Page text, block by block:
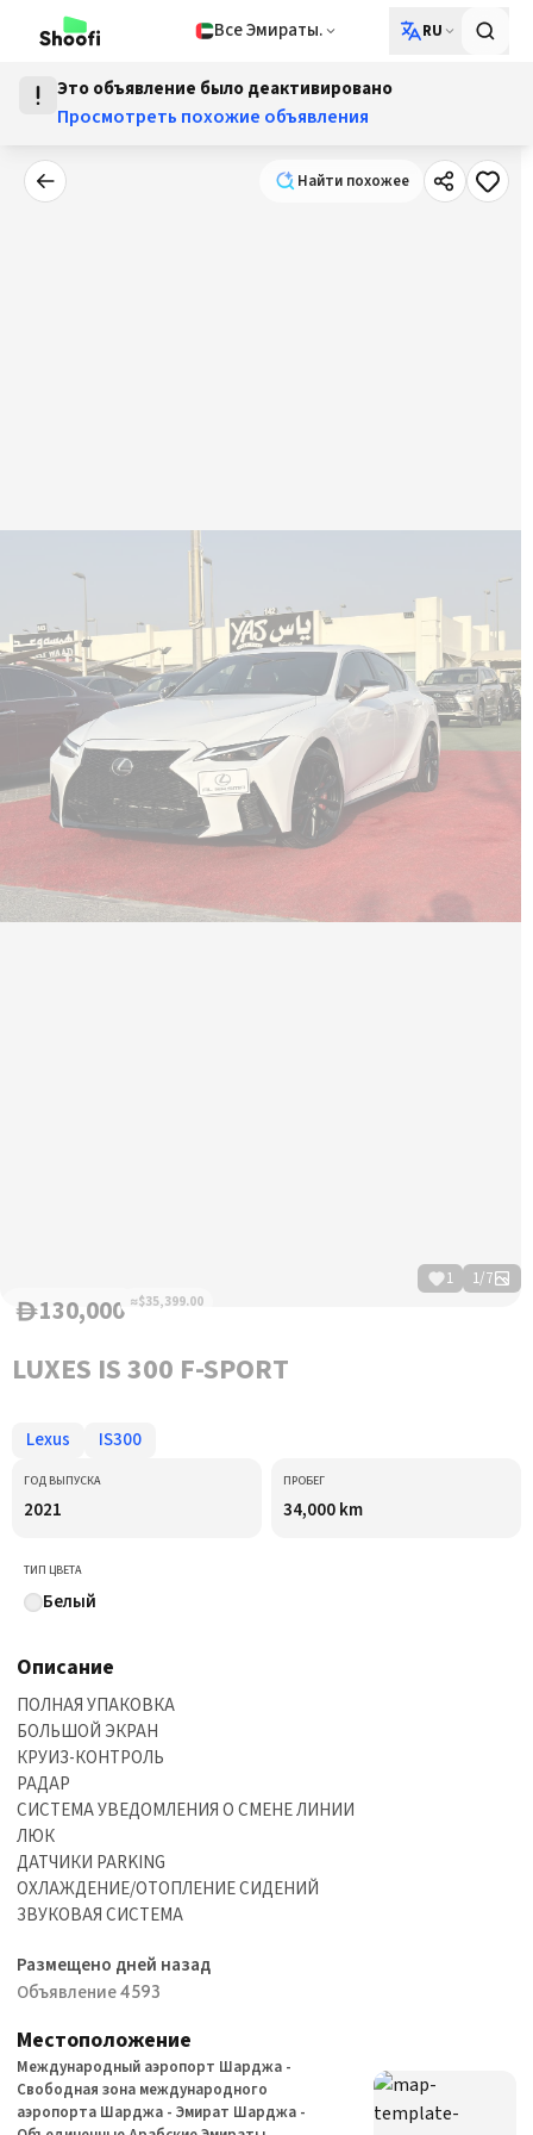
Все Эмираты. RU
Это объявление было деактивировано
Просмотреть похожие объявления
Найти похожееНайти похожее
1 1/7
D130,000 ≈$35,399.00
LUXES IS 300 F-SPORT
Lexus IS300
ГОД ВЫПУСКА
2021
ПРОБЕГ
34,000 km
ТИП ЦВЕТА
Белый
Описание
ПОЛНАЯ УПАКОВКА
БОЛЬШОЙ ЭКРАН
КРУИЗ-КОНТРОЛЬ
РАДАР
СИСТЕМА УВЕДОМЛЕНИЯ О СМЕНЕ ЛИНИИ
ЛЮК
ДАТЧИКИ PARKING
ОХЛАЖДЕНИЕ/ОТОПЛЕНИЕ СИДЕНИЙ
ЗВУКОВАЯ СИСТЕМА
Размещено дней назад
Объявление 4593
Местоположение
Международный аэропорт Шарджа -
Свободная зона международного
аэропорта Шарджа - Эмират Шарджа -